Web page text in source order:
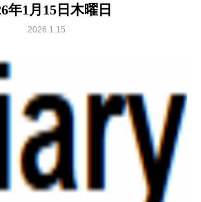
年1月15日木曜日
2026.1.15